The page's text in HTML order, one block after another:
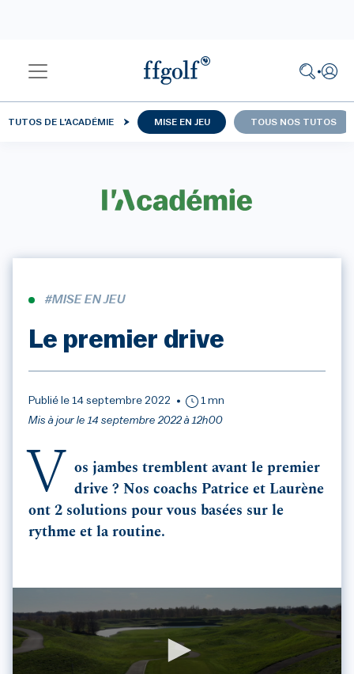
TUTOS DE L'ACADÉMIE MISE EN JEU TOUS NOS TUTOS
#MISE EN JEU
Le premier drive
Publié le 14 septembre 2022
1 mn
Mis à jour le 14 septembre 2022 à 12h00
V
os jambes tremblent avant le premier
drive ? Nos coachs Patrice et Laurène
ont 2 solutions pour vous basées sur le
rythme et la routine.